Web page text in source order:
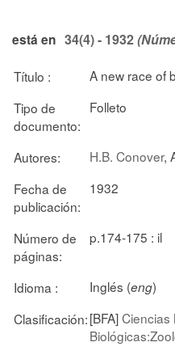
está en 34(4) - 1932
Título :
A new race of
Tipo de
documento:
Folleto
Autores: H.B. Conover,
Fecha de
publicación:
1932
Número de
páginas:
p.174-175 : il
Idioma : Inglés (eng)
Clasificación:[BFA]Ciencias